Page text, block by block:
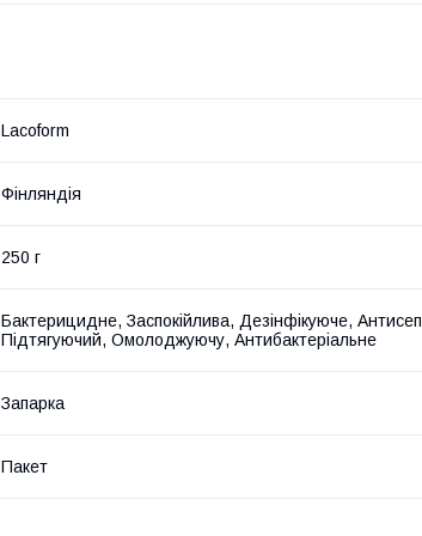
Lacoform
Фінляндія
250 г
Бактерицидне, Заспокійлива, Дезінфікуюче,
Підтягуючий, Омолоджуючу, Антибактеріальне
Запарка
Пакет